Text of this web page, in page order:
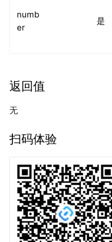
numb
er
是
返回值
无
扫码体验